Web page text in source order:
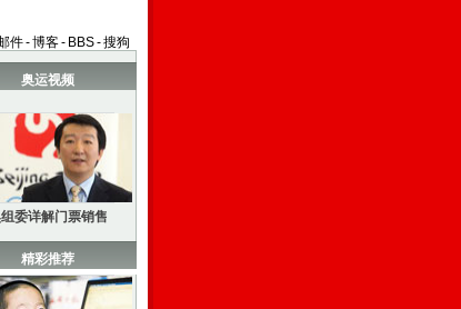
件-博客- BBS-搜狗
奥运视频
委详解门票销售
精彩推荐